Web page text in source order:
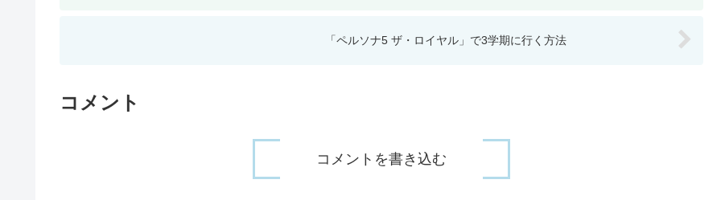
「ペルソナ5 ザ・ロイヤル」で3学期に行く方法
コメント
コメントを書き込む